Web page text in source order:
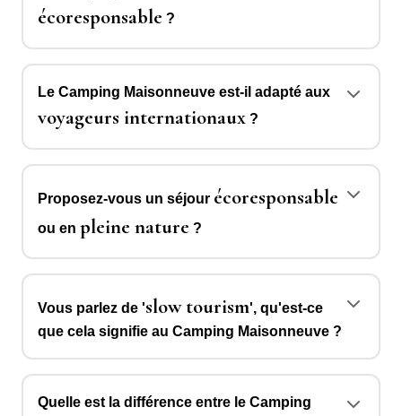
écoresponsable ?
Le Camping Maisonneuve est-il adapté aux
voyageurs internationaux ?
Proposez-vous un séjour écoresponsable
ou en pleine nature ?
Vous parlez de 'slow tourism', qu'est-ce
que cela signifie au Camping Maisonneuve ?
Quelle est la différence entre le Camping